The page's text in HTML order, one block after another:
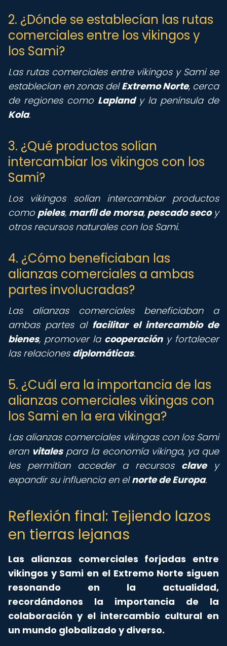
2. ¿Dónde se establecían las rutas
comerciales entre los vikingos y
los Sami?
Las rutas comerciales entre vikingos y Sami se
establecían en zonas delExtremo Norte, cerca
de regiones como Laplandy la península de
Kola.
3. ¿Qué productos solían
intercambiar los vikingos con los
Sami?
Los vikingos solían intercambiar productos
como pieles, marfil de morsa, pescado secoy
otros recursos naturales con los Sami.
4. ¿Cómo beneficiaban las
alianzas comerciales a ambas
partes involucradas?
Las alianzas comerciales beneficiaban a
ambas partes al facilitar el intercambio de
bienes, promover la cooperacióny fortalecer
las relaciones diplomáticas.
5. ¿Cuál era la importancia de las
alianzas comerciales vikingas con
los Sami en la era vikinga?
Las alianzas comerciales vikingas con los Sami
eran vitalespara la economía vikinga, ya que
les permitían acceder a recursos clavey
expandir su influencia en elnorte de Europa.
Reflexión final: Tejiendo lazos
en tierras lejanas
Las alianzas comerciales forjadas entre
vikingos y Sami en el Extremo Norte siguen
resonando en la actualidad,
recordándonos la importancia de la
colaboración y el intercambio cultural en
un mundo globalizado y diverso.